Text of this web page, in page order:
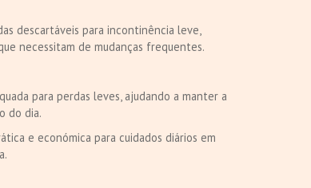
descartáveis para incontinência leve,
necessitam de mudanças frequentes.
para perdas leves, ajudando a manter a
do dia.
e económica para cuidados diários em